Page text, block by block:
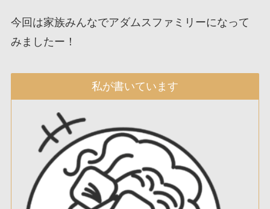
今回は家族みんなでアダムスファミリーになって
みましたー！
私が書いています